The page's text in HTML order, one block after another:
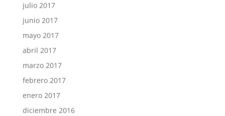
julio 2017
junio 2017
mayo 2017
abril 2017
marzo 2017
febrero 2017
enero 2017
diciembre 2016